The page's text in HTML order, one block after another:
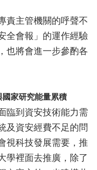
責主管機關的呼聲不
全會報」的運作經驗
也將會進一步參酌各
家研究能量累積
臨到資安技術能力需
及資安經費不足的問
視科技發展需要，推
學裡面去推廣，除了